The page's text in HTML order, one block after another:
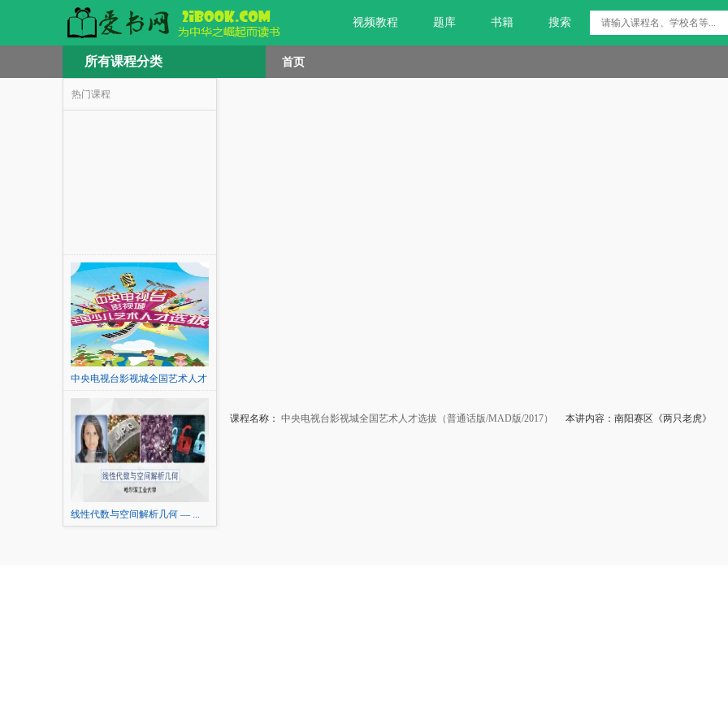
视频教程 题库 书籍 搜索
所有课程分类 首页
热门课程
中央电视台影视城全国艺术人才
线性代数与空间解析几何 — ...
课程名称： 中央电视台影视城全国艺术人才选拔（普通话版/MAD版/2017） 本讲内容：南阳赛区《两只老虎》